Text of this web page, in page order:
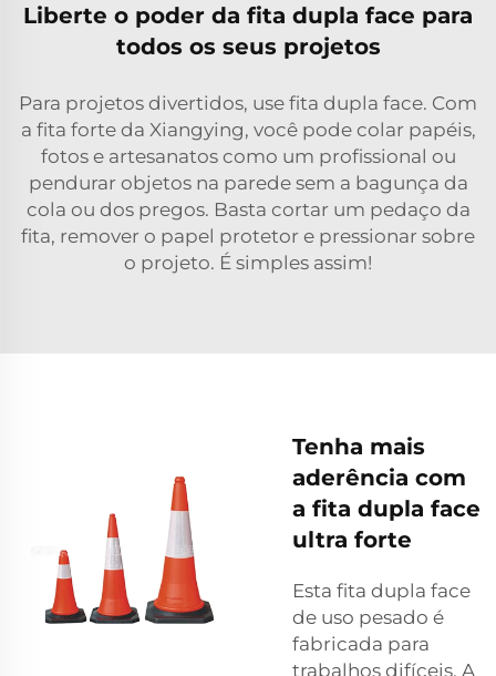
Liberte o poder da fita dupla face para
todos os seus projetos
Para projetos divertidos, use fita dupla face. Com
a fita forte da Xiangying, você pode colar papéis,
fotos e artesanatos como um profissional ou
pendurar objetos na parede sem a bagunça da
cola ou dos pregos. Basta cortar um pedaço da
fita, remover o papel protetor e pressionar sobre
o projeto. É simples assim!
Tenha mais
aderência com
a fita dupla face
ultra forte
Esta fita dupla face
de uso pesado é
fabricada para
trabalhos difíceis. A